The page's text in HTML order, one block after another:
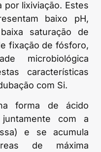
por lixiviação. Estes
baixo pH,
saturação de
fixação de fósforo,
microbiológica
características
com Si.
forma de ácido
com a
e se acumula
de máxima